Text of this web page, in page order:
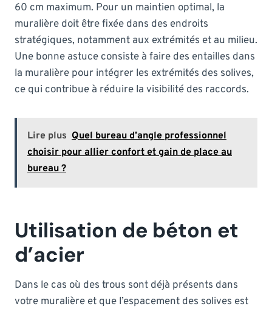
60 cm maximum. Pour un maintien optimal, la
muralière doit être fixée dans des endroits
stratégiques, notamment aux extrémités et au milieu.
Une bonne astuce consiste à faire des entailles dans
la muralière pour intégrer les extrémités des solives,
ce qui contribue à réduire la visibilité des raccords.
Lire plus Quel bureau d’angle professionnel
choisir pour allier confort et gain de place au
bureau ?
Utilisation de béton et
d’acier
Dans le cas où des trous sont déjà présents dans
votre muralière et que l’espacement des solives est